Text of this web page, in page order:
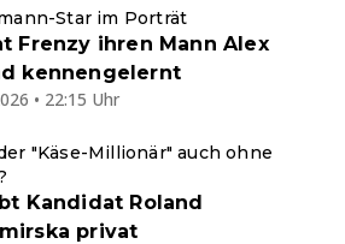
Star im Porträt
Frenzy ihren Mann Alex
kennengelernt
• 22:15 Uhr
"Käse-Millionär" auch ohne
Kandidat Roland
privat